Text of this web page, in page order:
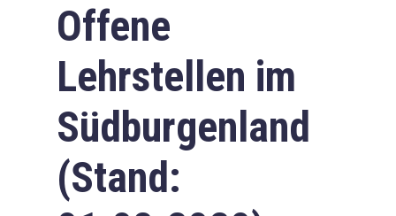
Offene
Lehrstellen im
Südburgenland
(Stand: